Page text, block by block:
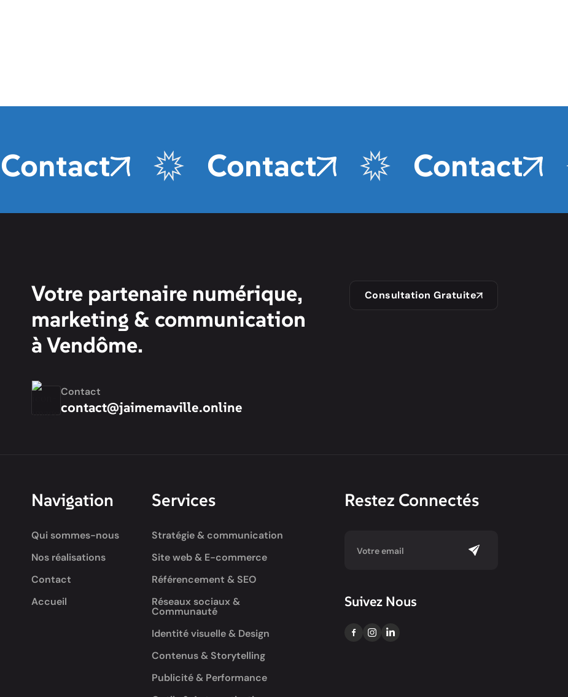
Contact Contact Contact
Votre partenaire numérique,
marketing & communication
à Vendôme.
Contact
contact@jaimemaville.online
Consultation Gratuite
Navigation
Qui sommes-nous
Nos réalisations
Contact
Accueil
Services
Stratégie & communication
Site web & E-commerce
Référencement & SEO
Réseaux sociaux &
Communauté
Identité visuelle & Design
Contenus & Storytelling
Publicité & Performance
Restez Connectés
Suivez Nous